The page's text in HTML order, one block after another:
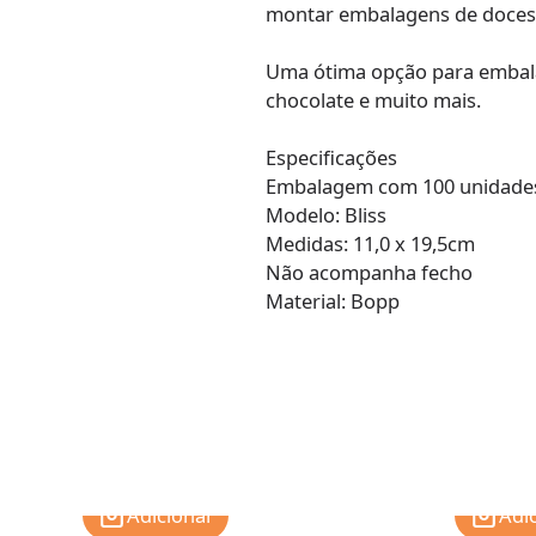
montar embalagens de
Uma ótima opção para
chocolate e muito mais.
Especificações
Embalagem com 100
Modelo: Bliss
Medidas: 11,0 x 19,5cm
Não acompanha fecho
Material: Bopp
Adicionar